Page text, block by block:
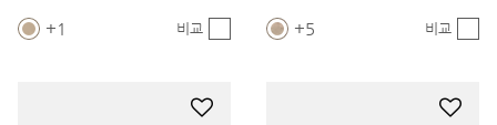
1 비교 5 비교